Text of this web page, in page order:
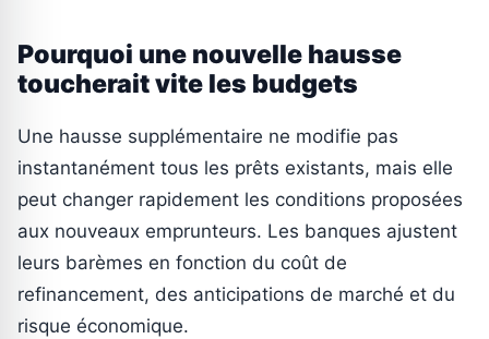
Pourquoi une nouvelle hausse
toucherait vite les budgets
Une hausse supplémentaire ne modifie pas
instantanément tous les prêts existants, mais elle
peut changer rapidement les conditions proposées
aux nouveaux emprunteurs. Les banques ajustent
leurs barèmes en fonction du coût de
refinancement, des anticipations de marché et du
risque économique.